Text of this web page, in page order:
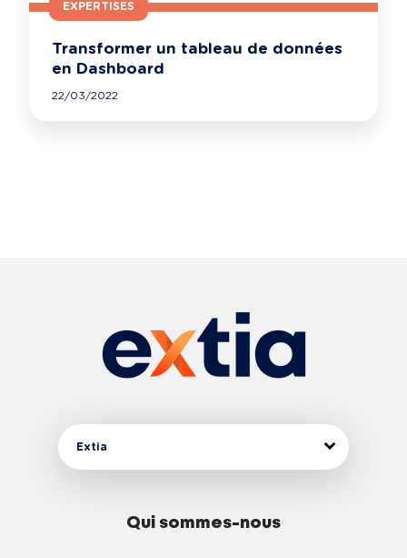
EXPERTISES
Transformer un tableau de données
en Dashboard
22/03/2022
Extia
Qui sommes-nous